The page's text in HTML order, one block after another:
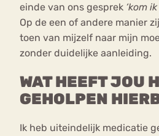
einde van ons gesprek ‘kom
Op de een of andere manier
toen van mijzelf naar mijn
zonder duidelijke aanleiding.
WAT HEEFT JOU
GEHOLPEN
Ik heb uiteindelijk medicatie